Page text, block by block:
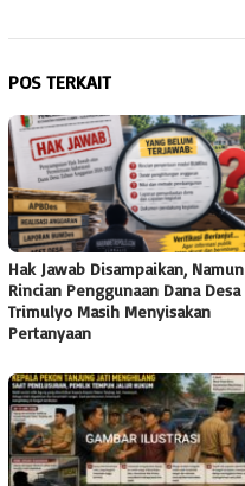
POS TERKAIT
Hak Jawab Disampaikan, Namun
Rincian Penggunaan Dana Desa
Trimulyo Masih Menyisakan
Pertanyaan